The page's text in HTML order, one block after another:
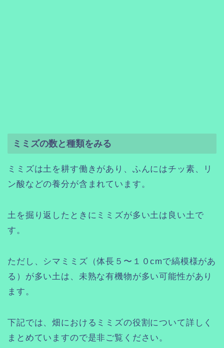
ミミズの数と種類をみる
ミミズは土を耕す働きがあり、ふんにはチッ素、リ
ン酸などの養分が含まれています。
土を掘り返したときにミミズが多い土は良い土で
す。
ただし、シマミミズ（体長５〜１０cmで縞模様があ
る）が多い土は、未熟な有機物が多い可能性があり
ます。
下記では、畑におけるミミズの役割について詳しく
まとめていますので是非ご覧ください。